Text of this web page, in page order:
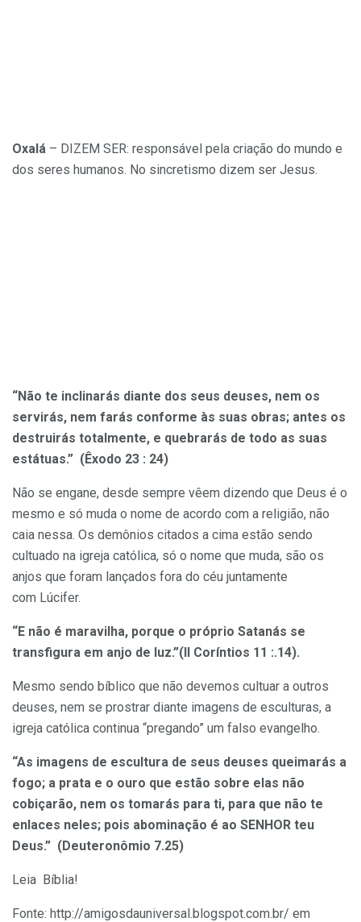
Oxalá – DIZEM SER: responsável pela criação do mundo e
dos seres humanos. No sincretismo dizem ser Jesus.
“Não te inclinarás diante dos seus deuses, nem os
servirás, nem farás conforme às suas obras; antes os
destruirás totalmente, e quebrarás de todo as suas
estátuas.” (Êxodo 23 : 24)
Não se engane, desde sempre vêem dizendo que Deus é o
mesmo e só muda o nome de acordo com a religião, não
caia nessa. Os demônios citados a cima estão sendo
cultuado na igreja católica, só o nome que muda, são os
anjos que foram lançados fora do céu juntamente
com Lúcifer.
“E não é maravilha, porque o próprio Satanás se
transfigura em anjo de luz.”(II Coríntios 11 :.14).
Mesmo sendo bíblico que não devemos cultuar a outros
deuses, nem se prostrar diante imagens de esculturas, a
igreja católica continua “pregando” um falso evangelho.
“As imagens de escultura de seus deuses queimarás a
fogo; a prata e o ouro que estão sobre elas não
cobiçarão, nem os tomarás para ti, para que não te
enlaces neles; pois abominação é ao SENHOR teu
Deus.” (Deuteronômio 7.25)
Leia Bíblia!
Fonte: http://amigosdauniversal.blogspot.com.br/ em